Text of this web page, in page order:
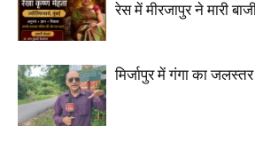
रेस में मीरजापुर ने मारी
मिर्जापुर में गंगा का